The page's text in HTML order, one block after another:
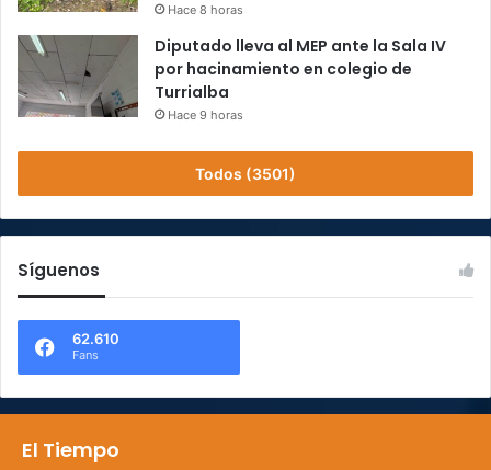
Hace 8 horas
Diputado lleva al MEP ante la Sala IV
por hacinamiento en colegio de
Turrialba
Hace 9 horas
Todos (3501)
Síguenos
62.610
Fans
El Tiempo